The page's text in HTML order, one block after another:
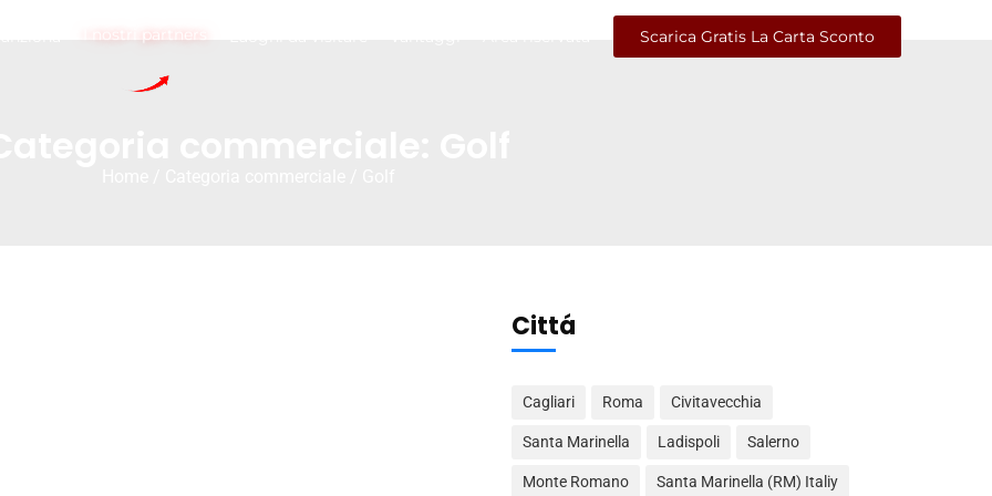
I nostri partners Scarica Gratis La Carta Sconto
Cittá
Cagliari Roma Civitavecchia
Santa Marinella Ladispoli Salerno
Monte Romano Santa Marinella (RM) Italiy